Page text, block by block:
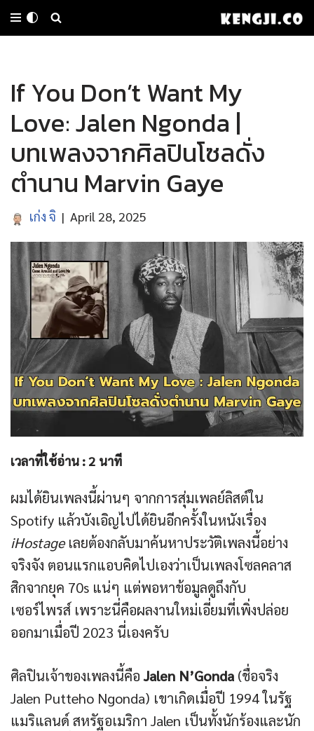
Skip
content
If You Don’t Want My
Love: Jalen Ngonda |
บทเพลงจากศิลปินโซลดั่ง
ตำนาน Marvin Gaye
เก่ง จิ April 28, 2025
เวลาที่ใช้อ่าน :2 นาที
ผมได้ยินเพลงนี้ผ่านๆ จากการสุ่มเพลย์ลิสต์ใน
Spotify แล้วบังเอิญไปได้ยินอีกครั้งในหนังเรื่อง
iHostageเลยต้องกลับมาค้นหาประวัติเพลงนี้อย่าง
จริงจัง ตอนแรกแอบคิดไปเองว่าเป็นเพลงโซลคลาส
สิกจากยุค 70s แน่ๆ แต่พอหาข้อมูลดูถึงกับ
เซอร์ไพรส์ เพราะนี่คือผลงานใหม่เอี่ยมที่เพิ่งปล่อย
ออกมาเมื่อปี 2023 นี่เองครับ
ศิลปินเจ้าของเพลงนี้คือJalen N’Gonda (ชื่อจริง
Jalen Putteho Ngonda) เขาเกิดเมื่อปี 1994 ในรัฐ
แมริแลนด์ สหรัฐอเมริกา Jalen เป็นทั้งนักร้องและนัก